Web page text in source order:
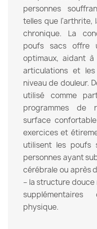
personnes
telles que l'arthrite,
chronique. La
poufs sacs offre
optimaux, aidant
articulations et
niveau de douleur.
utilisé comme
programmes de
surface
exercices et
utilisent les poufs
personnes ayant
cérébrale ou après
– la structure
physique.